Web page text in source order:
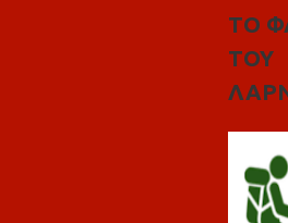
ΤΟ
ΤΟΥ